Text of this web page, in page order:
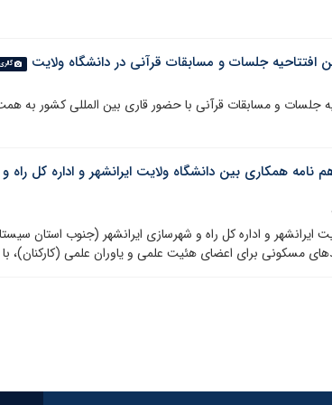
افتتاحیه جلسات و مسابقات قرآنی در دانشگاه ولایت گالری
جلسات و مسابقات قرآنی با حضور قاری بین المللی کشور به
نامه همکاری بین دانشگاه ولایت ایرانشهر و اداره کل
ایرانشهر و اداره کل راه و شهرسازی ایرانشهر (جنوب استان
مسکونی برای اعضای هئیت علمی و یاوران علمی (کارکنان)، با